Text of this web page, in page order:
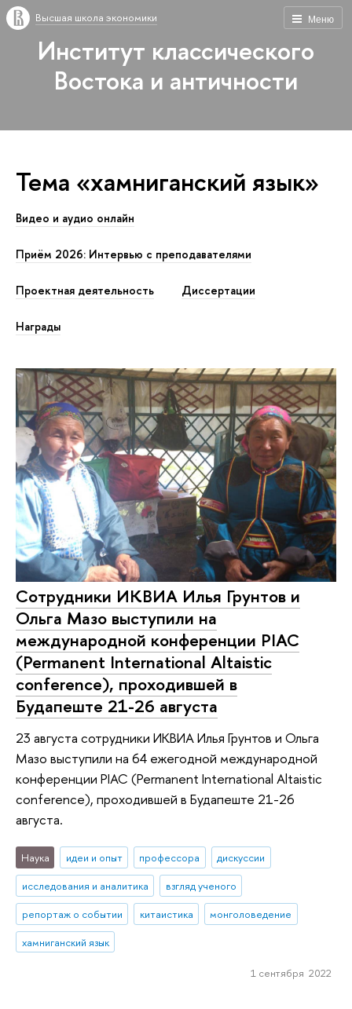
Меню
Высшая школа экономики
Институт классического
Востока и античности
Тема «хамниганский язык»
Видео и аудио онлайн
Приём 2026: Интервью с преподавателями
Проектная деятельность Диссертации
Награды
Сотрудники ИКВИА Илья Грунтов и
Ольга Мазо выступили на
международной конференции PIAC
(Permanent International Altaistic
conference), проходившей в
Будапеште 21-26 августа
23 августа сотрудники ИКВИА Илья Грунтов и Ольга
Мазо выступили на 64 ежегодной международной
конференции PIAC (Permanent International Altaistic
conference), проходившей в Будапеште 21-26
августа.
Наука идеи и опыт профессора
дискуссии
исследования и аналитика
взгляд ученого
репортаж о событии
китаистика
монголоведение
хамниганский язык
1 сентября 2022